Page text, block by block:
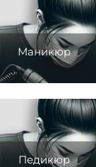
Маникюр
Педикюр